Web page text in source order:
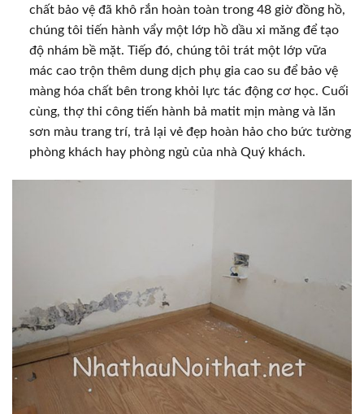
chất bảo vệ đã khô rắn hoàn toàn trong 48 giờ đồng hồ,
chúng tôi tiến hành vẩy một lớp hồ dầu xi măng để tạo
độ nhám bề mặt. Tiếp đó, chúng tôi trát một lớp vữa
mác cao trộn thêm dung dịch phụ gia cao su để bảo vệ
màng hóa chất bên trong khỏi lực tác động cơ học. Cuối
cùng, thợ thi công tiến hành bả matit mịn màng và lăn
sơn màu trang trí, trả lại vẻ đẹp hoàn hảo cho bức tường
phòng khách hay phòng ngủ của nhà Quý khách.